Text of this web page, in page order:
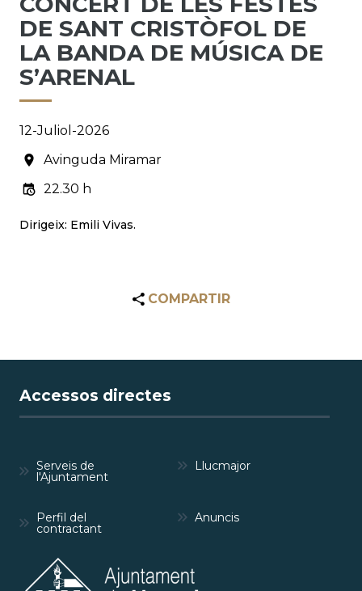
DE SANT CRISTÒFOL DE
LA BANDA DE MÚSICA DE
S’ARENAL
12-Juliol-2026
Avinguda Miramar
22.30 h
Dirigeix: Emili Vivas.
COMPARTIR
Accessos directes
Serveis de
l'Ajuntament
Llucmajor
Perfil del
contractant
Anuncis